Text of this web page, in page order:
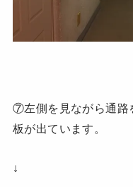
⑦左側を見ながら通路
板が出ています。
↓